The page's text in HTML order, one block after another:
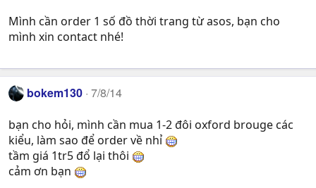
Mình cần order 1 số đồ thời trang từ asos, bạn cho
mình xin contact nhé!
bokem130 7/8/14
bạn cho hỏi, mình cần mua 1-2 đôi oxford brouge các
kiểu, làm sao để order về nhỉ
tầm giá 1tr5 đổ lại thôi
cảm ơn bạn